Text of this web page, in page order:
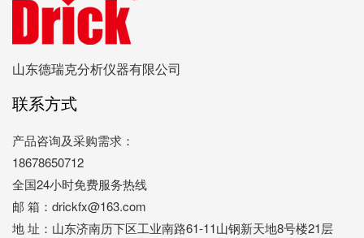
山东德瑞克分析仪器有限公司
联系方式
产品咨询及采购需求：
18678650712
全国24小时免费服务热线
邮 箱：drickfx@163.com
地 址：山东济南历下区工业南路61-11山钢新天地8号楼21层